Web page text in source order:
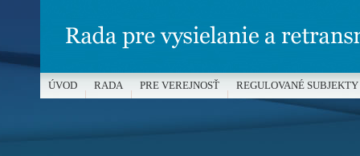
ÚVOD RADA PRE VEREJNOSŤ REGULOVANÉ SUBJEKTY